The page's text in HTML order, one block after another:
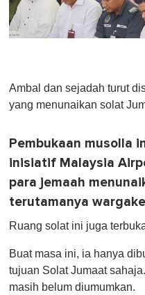
Ambal dan sejadah turut
yang menunaikan solat
Pembukaan musolla
inisiatif Malaysia
para jemaah
terutamanya
Ruang solat ini juga
Buat masa ini, ia hanya
tujuan Solat Jumaat
masih belum diumumkan.